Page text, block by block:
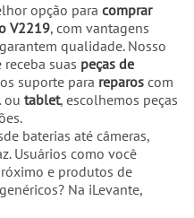
opção para comprar
V2219, com vantagens
qualidade. Nosso
suas peças de
suporte para reparos com
ou tablet, escolhemos peças
baterias até câmeras,
Usuários como você
e produtos de
Na iLevante,